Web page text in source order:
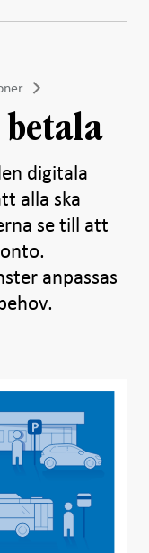
digitala
alla ska
se till att
anpassas